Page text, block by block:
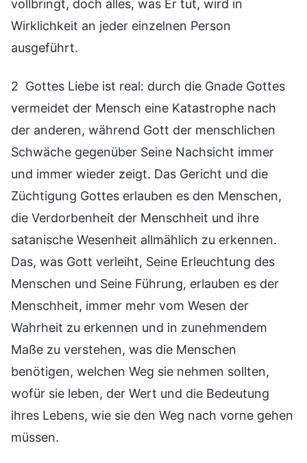
vollbringt, doch alles, was Er tut, wird in
Wirklichkeit an jeder einzelnen Person
ausgeführt.
2 Gottes Liebe ist real: durch die Gnade Gottes
vermeidet der Mensch eine Katastrophe nach
der anderen, während Gott der menschlichen
Schwäche gegenüber Seine Nachsicht immer
und immer wieder zeigt. Das Gericht und die
Züchtigung Gottes erlauben es den Menschen,
die Verdorbenheit der Menschheit und ihre
satanische Wesenheit allmählich zu erkennen.
Das, was Gott verleiht, Seine Erleuchtung des
Menschen und Seine Führung, erlauben es der
Menschheit, immer mehr vom Wesen der
Wahrheit zu erkennen und in zunehmendem
Maße zu verstehen, was die Menschen
benötigen, welchen Weg sie nehmen sollten,
wofür sie leben, der Wert und die Bedeutung
ihres Lebens, wie sie den Weg nach vorne gehen
müssen.